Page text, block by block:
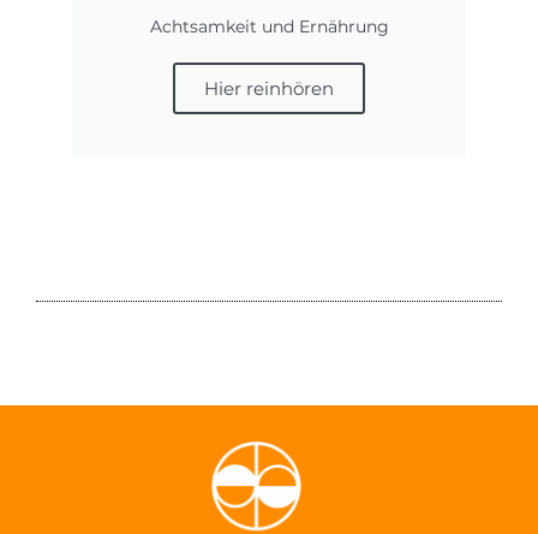
Achtsamkeit und Ernährung
Hier reinhören